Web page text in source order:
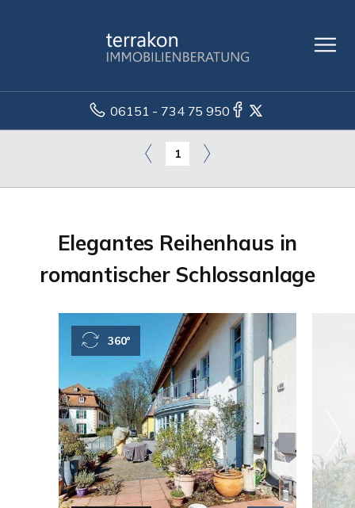
06151 - 734 75 950
1
Elegantes Reihenhaus in
romantischer Schlossanlage
360°